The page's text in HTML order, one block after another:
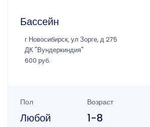
Бассейн
г Новосибирск, ул Зорге, д 275
ДК "Вундеркиндия"
600 руб.
Пол
Любой
Возраст
1-8